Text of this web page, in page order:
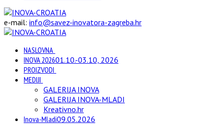
e-mail: info@savez-inovatora-zagreba.hr
NASLOVNA
INOVA 202601.10.-03.10, 2026
PROIZVODI
MEDIJI
GALERIJA INOVA
GALERIJA INOVA-MLADI
Kreativno.hr
Inova-Mladi09.05.2026